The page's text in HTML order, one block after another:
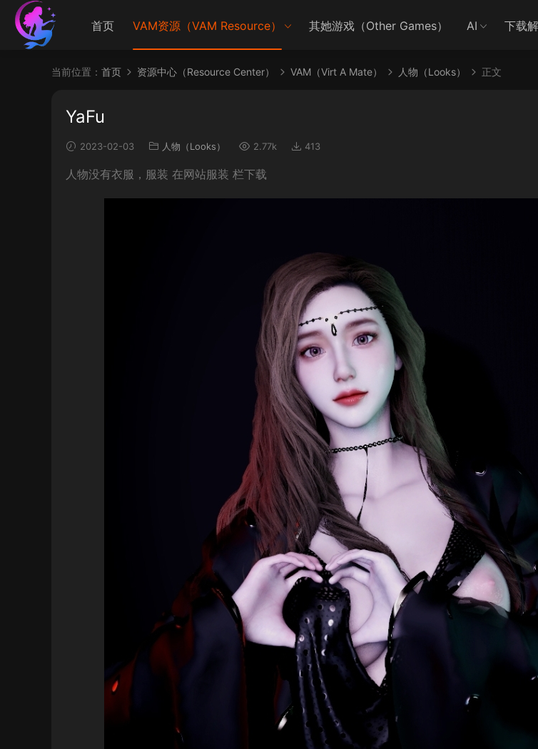
首页 VAM资源（VAM Resource） 其她游戏（Other Games） AI 下载
当前位置： 首页 资源中心（Resource Center） VAM（Virt A Mate） 人物（Looks） 正文
YaFu
2023-02-03 人物（Looks） 2.77k 413
人物没有衣服，服装 在网站服装 栏下载